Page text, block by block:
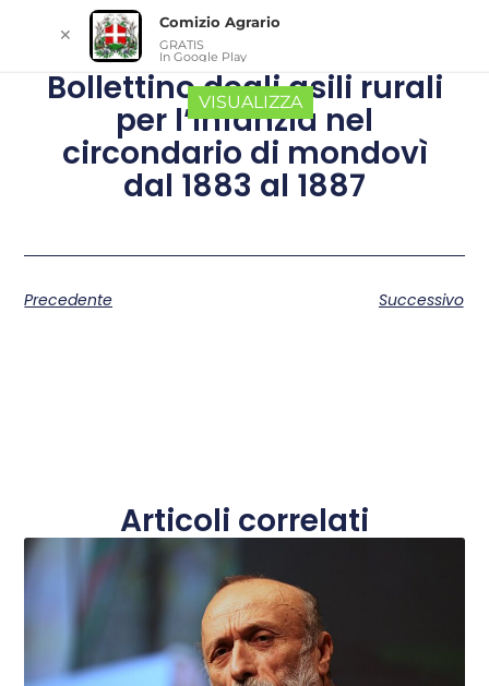
Bollettino degli asili rurali
per l’infanzia nel
circondario di mondovì
dal 1883 al 1887
Precedente Successivo
Articoli correlati
✕
Comizio Agrario
GRATIS
In Google Play
VISUALIZZA